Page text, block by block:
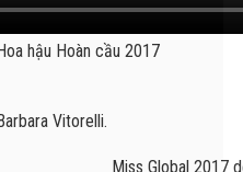
hậu Hoàn cầu 2017
Vitorelli.